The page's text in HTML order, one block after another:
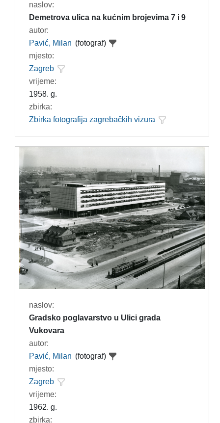
naslov:
Demetrova ulica na kućnim brojevima 7 i 9
autor:
Pavić, Milan (fotograf)
mjesto:
Zagreb
vrijeme:
1958. g.
zbirka:
Zbirka fotografija zagrebačkih vizura
naslov:
Gradsko poglavarstvo u Ulici grada
Vukovara
autor:
Pavić, Milan (fotograf)
mjesto:
Zagreb
vrijeme:
1962. g.
zbirka: